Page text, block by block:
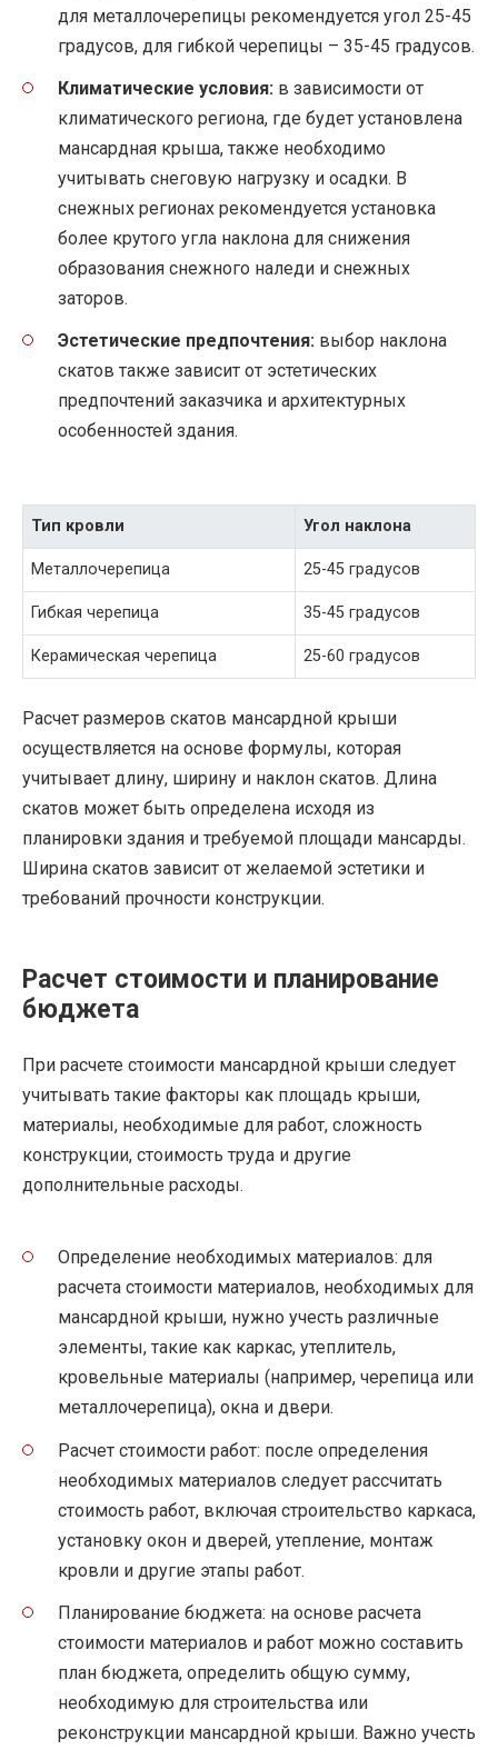
для металлочерепицы рекомендуется угол 25-45
градусов, для гибкой черепицы – 35-45 градусов.
Климатические условия: в зависимости от
климатического региона, где будет установлена
мансардная крыша, также необходимо
учитывать снеговую нагрузку и осадки. В
снежных регионах рекомендуется установка
более крутого угла наклона для снижения
образования снежного наледи и снежных
заторов.
Эстетические предпочтения: выбор наклона
скатов также зависит от эстетических
предпочтений заказчика и архитектурных
особенностей здания.
Тип кровли Угол наклона
Металлочерепица 25-45 градусов
Гибкая черепица 35-45 градусов
Керамическая черепица 25-60 градусов
Расчет размеров скатов мансардной крыши
осуществляется на основе формулы, которая
учитывает длину, ширину и наклон скатов. Длина
скатов может быть определена исходя из
планировки здания и требуемой площади мансарды.
Ширина скатов зависит от желаемой эстетики и
требований прочности конструкции.
Расчет стоимости и планирование
бюджета
При расчете стоимости мансардной крыши следует
учитывать такие факторы как площадь крыши,
материалы, необходимые для работ, сложность
конструкции, стоимость труда и другие
дополнительные расходы.
Определение необходимых материалов: для
расчета стоимости материалов, необходимых для
мансардной крыши, нужно учесть различные
элементы, такие как каркас, утеплитель,
кровельные материалы (например, черепица или
металлочерепица), окна и двери.
Расчет стоимости работ: после определения
необходимых материалов следует рассчитать
стоимость работ, включая строительство каркаса,
установку окон и дверей, утепление, монтаж
кровли и другие этапы работ.
Планирование бюджета: на основе расчета
стоимости материалов и работ можно составить
план бюджета, определить общую сумму,
необходимую для строительства или
реконструкции мансардной крыши. Важно учесть